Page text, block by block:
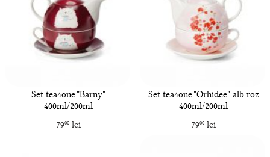
Set tea4one "Barny"
400ml/200ml
7900lei
Set tea4one "Orhidee" alb roz
400ml/200ml
7900lei